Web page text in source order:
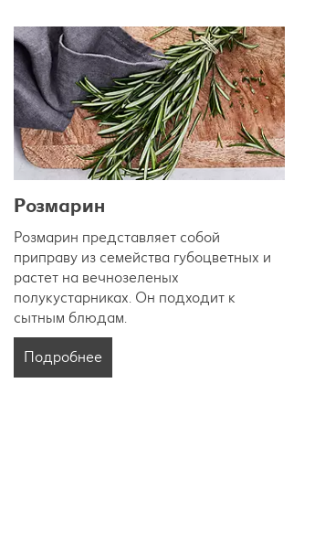
Розмарин
Розмарин представляет собой
приправу из семейства губоцветных и
растет на вечнозеленых
полукустарниках. Он подходит к
сытным блюдам.
Подробнее